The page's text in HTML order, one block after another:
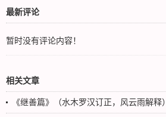
最新评论
暂时没有评论内容！
相关文章
《继善篇》（水木罗汉订正，风云雨解释）